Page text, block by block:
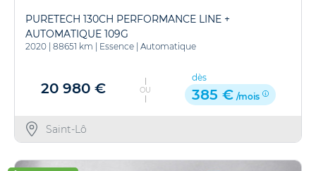
PURETECH 130CH PERFORMANCE LINE +
AUTOMATIQUE 109G
2020 | 88651 km | Essence | Automatique
20 980 € OU
dès
385 € /mois
Saint-Lô